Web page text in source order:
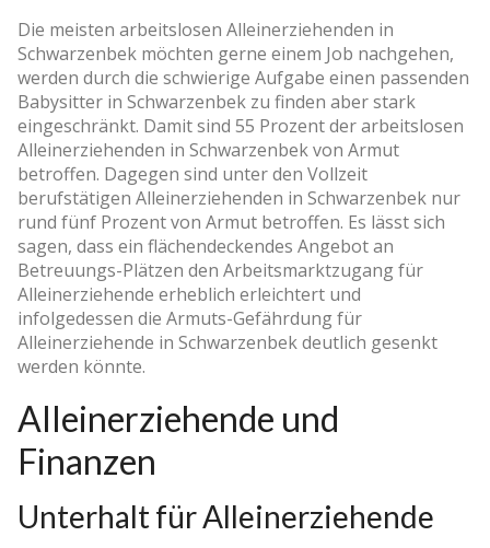
Die meisten arbeitslosen Alleinerziehenden in
Schwarzenbek möchten gerne einem Job nachgehen,
werden durch die schwierige Aufgabe einen passenden
Babysitter in Schwarzenbek zu finden aber stark
eingeschränkt. Damit sind 55 Prozent der arbeitslosen
Alleinerziehenden in Schwarzenbek von Armut
betroffen. Dagegen sind unter den Vollzeit
berufstätigen Alleinerziehenden in Schwarzenbek nur
rund fünf Prozent von Armut betroffen. Es lässt sich
sagen, dass ein flächendeckendes Angebot an
Betreuungs-Plätzen den Arbeitsmarktzugang für
Alleinerziehende erheblich erleichtert und
infolgedessen die Armuts-Gefährdung für
Alleinerziehende in Schwarzenbek deutlich gesenkt
werden könnte.
Alleinerziehende und
Finanzen
Unterhalt für Alleinerziehende